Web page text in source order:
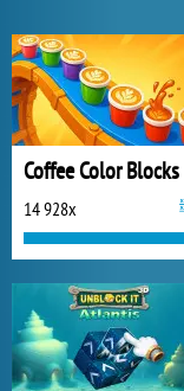
Coffee Color Blocks
14 928x